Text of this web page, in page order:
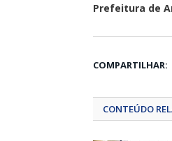
Prefeitura de
COMPARTILHAR:
CONTEÚDO